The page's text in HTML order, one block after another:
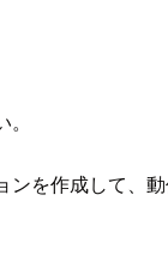
ンを作成して、